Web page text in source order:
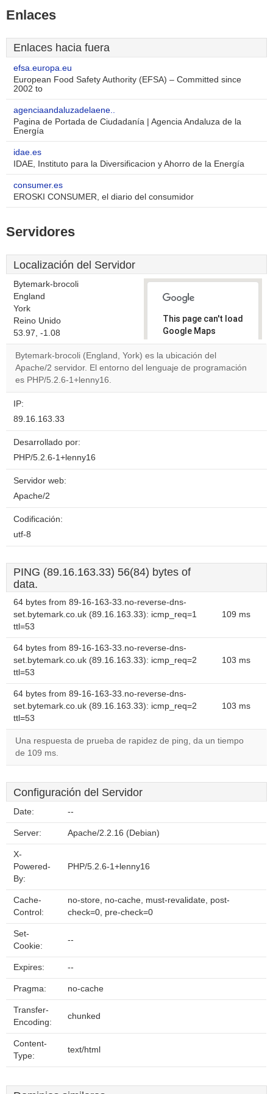
Enlaces
Enlaces hacia fuera
efsa.europa.eu
European Food Safety Authority (EFSA) – Committed since
2002 to
agenciaandaluzadelaene..
Pagina de Portada de Ciudadanía | Agencia Andaluza de la
Energía
idae.es
IDAE, Instituto para la Diversificacion y Ahorro de la Energía
consumer.es
EROSKI CONSUMER, el diario del consumidor
Servidores
Localización del Servidor
Bytemark-brocoli
England
York
Reino Unido
53.97, -1.08
This page can't load
Google Maps
correctly.
Do you
Bytemark-brocoli (England, York) es la ubicación del
Apache/2 servidor. El entorno del lenguaje de programación
es PHP/5.2.6-1+lenny16.
IP:
89.16.163.33
Desarrollado por:
PHP/5.2.6-1+lenny16
Servidor web:
Apache/2
Codificación:
utf-8
PING (89.16.163.33) 56(84) bytes of
data.
64 bytes from 89-16-163-33.no-reverse-dns-
set.bytemark.co.uk (89.16.163.33): icmp_req=1
ttl=53
109 ms
64 bytes from 89-16-163-33.no-reverse-dns-
set.bytemark.co.uk (89.16.163.33): icmp_req=2
ttl=53
103 ms
64 bytes from 89-16-163-33.no-reverse-dns-
set.bytemark.co.uk (89.16.163.33): icmp_req=2
ttl=53
103 ms
Una respuesta de prueba de rapidez de ping, da un tiempo
de 109 ms.
Configuración del Servidor
Date: --
Server: Apache/2.2.16 (Debian)
X-
Powered-
By:
PHP/5.2.6-1+lenny16
Cache-
Control:
no-store, no-cache, must-revalidate, post-
check=0, pre-check=0
Set-
Cookie:
--
Expires: --
Pragma: no-cache
Transfer-
Encoding:
chunked
Content-
Type:
text/html